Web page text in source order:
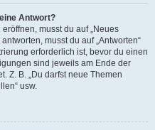
Antwort?
musst du auf „Neues
musst du auf „Antworten“
erforderlich ist, bevor du einen
sind jeweils am Ende der
Z. B. „Du darfst neue Themen
usw.